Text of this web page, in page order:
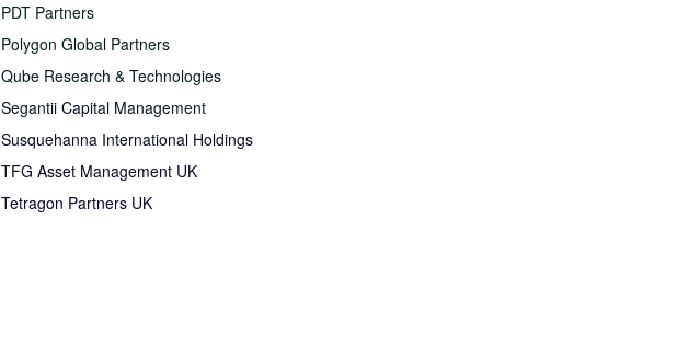
PDT Partners
Polygon Global Partners
Qube Research & Technologies
Segantii Capital Management
Susquehanna International Holdings
TFG Asset Management UK
Tetragon Partners UK